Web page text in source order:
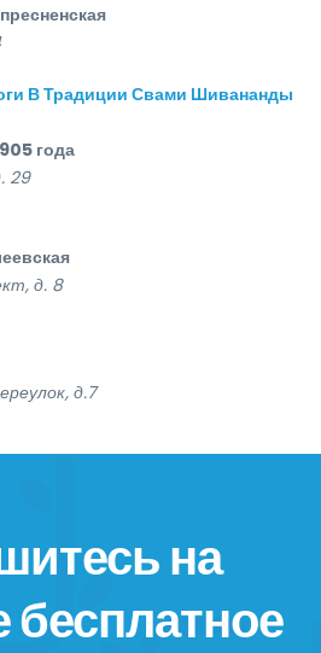
В Традиции Свами Шивананды
года
29
д. 8
д.7
на
бесплатное